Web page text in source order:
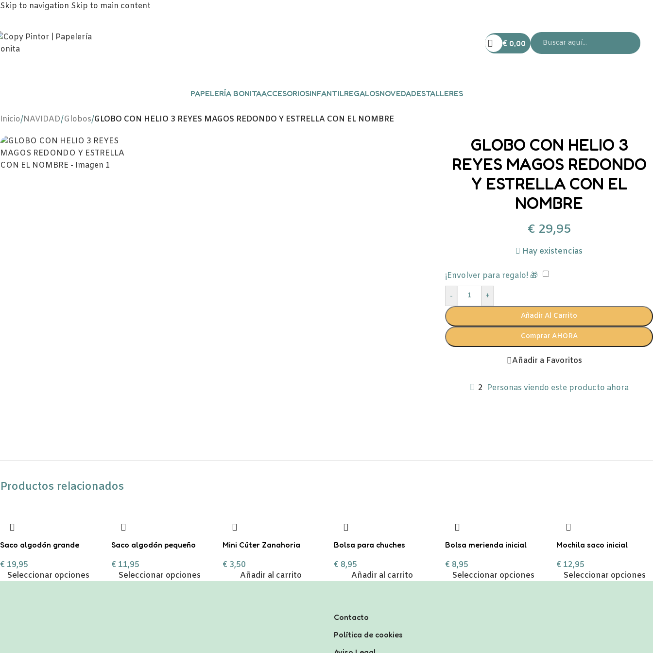
Skip to navigation Skip to main content
€ 0,00
PAPELERÍA BONITAACCESORIOSINFANTILREGALOSNOVEDADESTALLERES
Inicio/NAVIDAD/Globos/GLOBO CON HELIO 3 REYES MAGOS REDONDO Y ESTRELLA CON EL NOMBRE
GLOBO CON HELIO 3
REYES MAGOS REDONDO
Y ESTRELLA CON EL
NOMBRE
€ 29,95
Hay existencias
¡Envolver para regalo! 🎁
-
+
Añadir Al Carrito
Comprar AHORA
Añadir a Favoritos
2 Personas viendo este producto ahora
Productos relacionados
Saco algodón grande
Magos”
€ 19,95
Seleccionar opciones
Saco algodón pequeño
Magos”
€ 11,95
Seleccionar opciones
Mini Cúter Zanahoria
€ 3,50
Añadir al carrito
Bolsa para chuches
€ 8,95
Añadir al carrito
Bolsa merienda inicial
€ 8,95
Seleccionar opciones
Mochila saco inicial
€ 12,95
Seleccionar opciones
Contacto
Política de cookies